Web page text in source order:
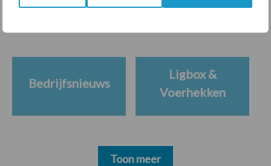
Diergezondheid Bemesting Fokkerij
Bedrijfsnieuws
Ligbox &
Voerhekken
Toon meer